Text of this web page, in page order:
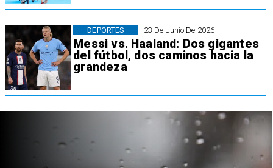
23 De Junio De 2026
Messi vs. Haaland: Dos gigantes
del fútbol, dos caminos hacia la
grandeza
DEPORTES